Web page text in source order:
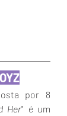
por 8
Her" é um